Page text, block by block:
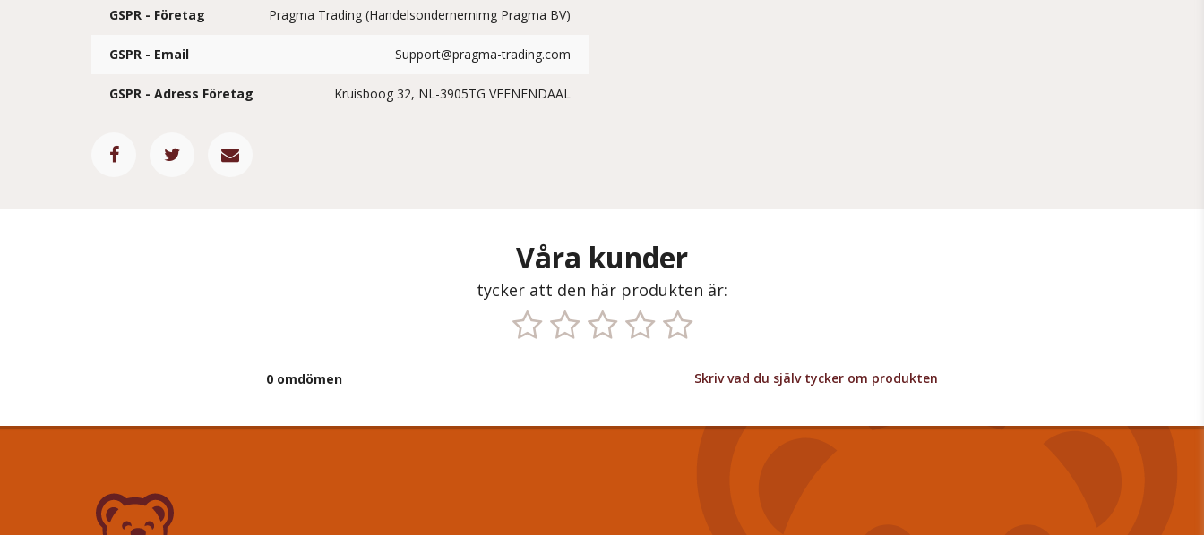
GSPR - Företag Pragma Trading (Handelsondernemimg Pragma BV)
GSPR - Email Support@pragma-trading.com
GSPR - Adress Företag Kruisboog 32, NL-3905TG VEENENDAAL
Våra kunder
tycker att den här produkten är:
0 omdömen Skriv vad du själv tycker om produkten